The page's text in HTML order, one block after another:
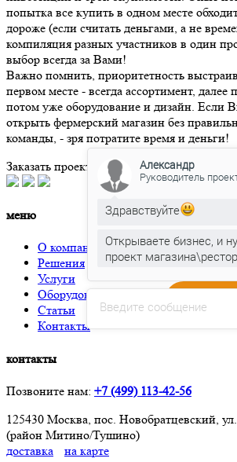
попытка все купить в одном месте
дороже (если считать деньгами, а не
компиляция разных участников в один
выбор всегда за Вами!
Важно помнить, приоритетность
первом месте - всегда ассортимент, далее
потом уже оборудование и дизайн. Если
открыть фермерский магазин без
команды, - зря потратите время и деньги!
Заказать проект/расчет
Обратный звонок
меню
О компании
Решения
Услуги
Оборудование
Статьи
Контакты
контакты
Позвоните нам: +7 (499) 113-42-56
125430 Москва, пос. Новобратцевский,
(район Митино/Тушино)
доставка
на карте
Введите сообщение
Александр
Руководитель
Здравствуйте
Открываете бизнес, и
проект